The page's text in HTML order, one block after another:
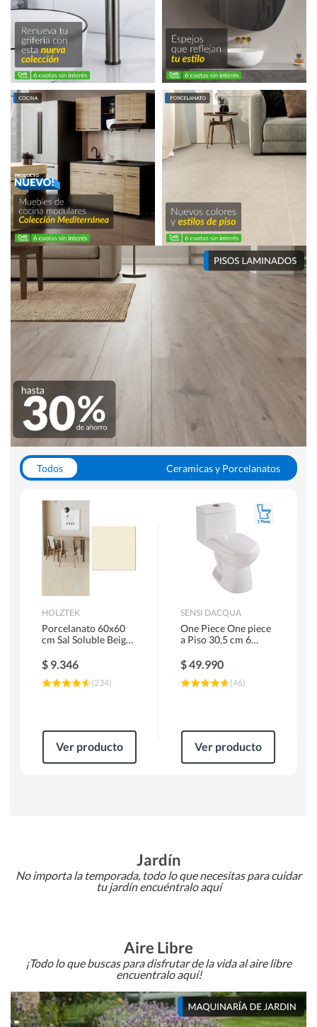
Todos
Ceramicas y Porcelanatos
WC y Sanitarios
Pisos Flotantes y Laminados
Pinturas
HOLZTEK
Porcelanato 60x60
cm Sal Soluble Beige
$ 9.346
(234)
Ver producto
SENSI DACQUA
One Piece One piece
a Piso 30,5 cm 6
$49.990
(46)
Ver producto
Jardín
No importa la temporada, todo lo que necesitas para cuidar
tu jardín encuéntralo aquí
Aire Libre
¡Todo lo que buscas para disfrutar de la vida al aire libre
encuentralo aquí!